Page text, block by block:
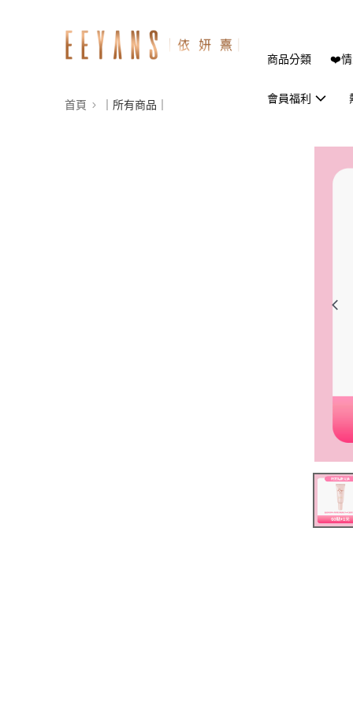
商品分類 ❤️情
會員福利
首頁 ｜所有商品｜